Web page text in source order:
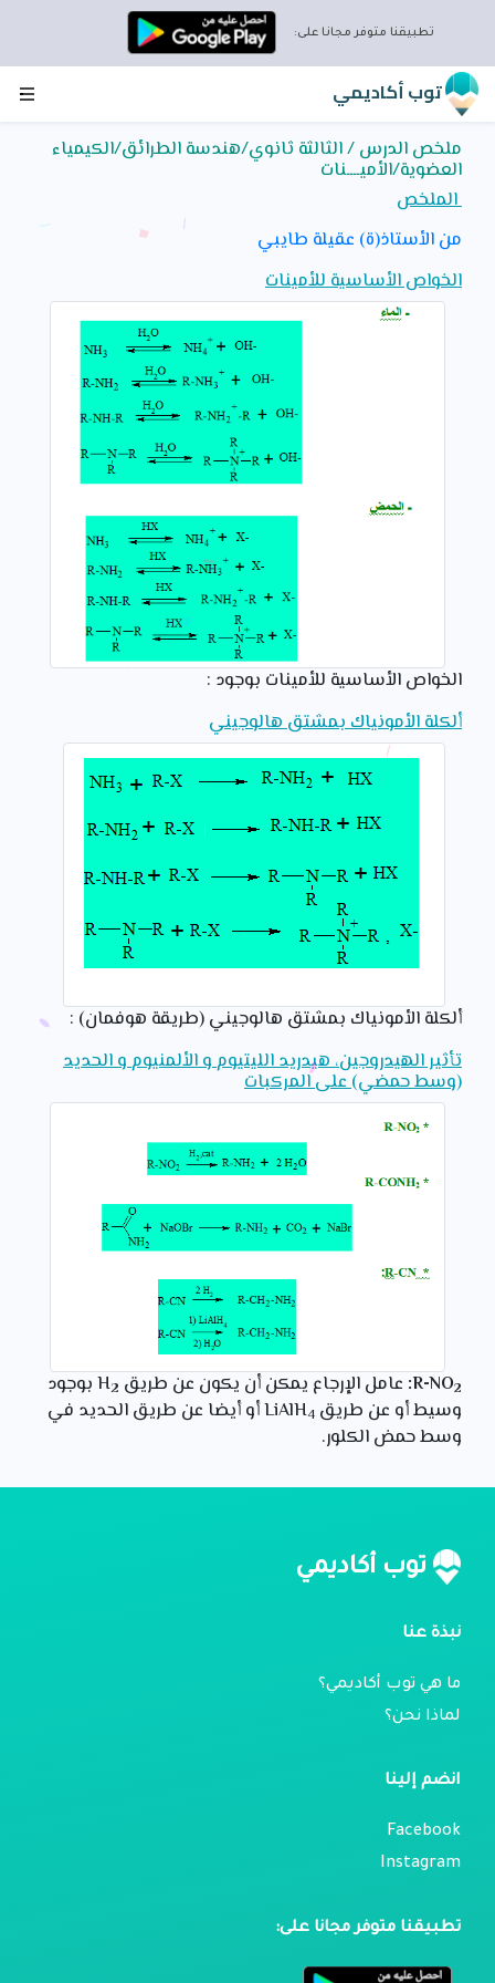
تطبيقنا متوفر مجانا على:
توب أكاديمي
ملخص الدرس / الثالثة ثانوي/هندسة الطرائق/الكيمياء
العضوية/الأميــــنات
الملخص
من الأستاذ(ة) عقيلة طايبي
الخواص الأساسية للأمينات
الخواص الأساسية للأمينات بوجود :
ألكلة الأمونياك بمشتق هالوجيني
ألكلة الأمونياك بمشتق هالوجيني (طريقة هوفمان) :
تأثير الهيدروجين، هيدريد الليتيوم و الألمنيوم و الحديد
(وسط حمضي) على المركبات
R-NO2
: عامل الإرجاع يمكن أن يكون عن طريق H 2
بوجود
وسيط أو عن طريق LiAlH 4
أو أيضا عن طريق الحديد في
وسط حمض الكلور.
توب أكاديمي
نبذة عنا
ما هي توب أكاديمي؟
لماذا نحن؟
انضم إلينا
Facebook
Instagram
تطبيقنا متوفر مجانا على: